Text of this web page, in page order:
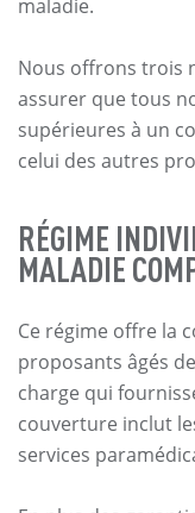
maladie.
Nous offrons trois
assurer que tous
supérieures à un
celui des autres
RÉGIME
MALADIE
Ce régime offre la
proposants âgés
charge qui
couverture inclut
services